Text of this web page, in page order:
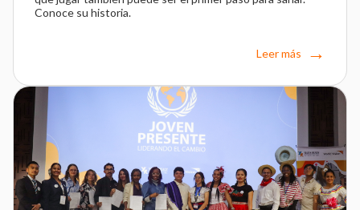
Conoce su historia.
Leer más